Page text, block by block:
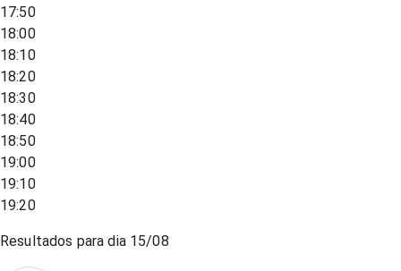
17:50
18:00
18:10
18:20
18:30
18:40
18:50
19:00
19:10
19:20
Resultados para dia 15/08